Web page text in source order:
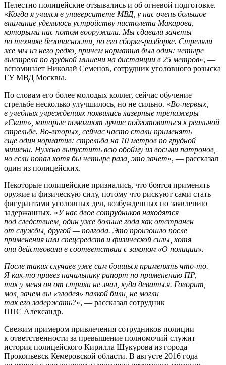
Нелестно полицейские отзывались и об огневой подготовке.
«Когда я учился в университете МВД, у нас очень большое
внимание уделялось устройству пистолета Макарова,
которыми нас потом вооружили. Мы сдавали зачеты
по технике безопасности, по его сборке-разборке. Стреляли
же мы из него редко, причем норматив был один: четыре
выстрела по грудной мишени на дистанции в 25 метров», —
вспоминает Николай Семенов, сотрудник уголовного розыска
ГУ МВД Москвы.
По словам его более молодых коллег, сейчас обучение
стрельбе несколько улучшилось, но не сильно. «Во-первых,
в учебных учреждениях появились лазерные тренажеры
«Скат», которые помогают лучше подготовиться к реальной
стрельбе. Во-вторых, сейчас часто стали применять
еще один норматив: стрельба на 10 метров по грудной
мишени. Нужно выпустить всю обойму из восьми патронов,
но если попал хотя бы четыре раза, это зачет», — рассказал
один из полицейских.
Некоторые полицейские признались, что боятся применять
оружие и физическую силу, потому что рискуют сами стать
фигурантами уголовных дел, возбужденных по заявлению
задержанных. «У нас двое сотрудников находятся
под следствием, один уже больше года как отстранен
от службы, другой — полгода. Это произошло после
применения ими спецсредств и физической силы, хотя
они действовали в соответствии с законом «О полиции».
После таких случаев уже сам боишься применять что-то.
Я как-то привез начальнику рапорт по применению ПР,
так у меня он от страха не знал, куда деваться. Говорит,
мол, зачем вы «злодея» палкой били, не могли
так его задержать?», — рассказал сотрудник
ППС Александр.
Свежим примером привлечения сотрудников полиции
к ответственности за превышение полномочий служит
история полицейского Кирилла Шукурова из города
Прокопьевск Кемеровской области. В августе 2016 года